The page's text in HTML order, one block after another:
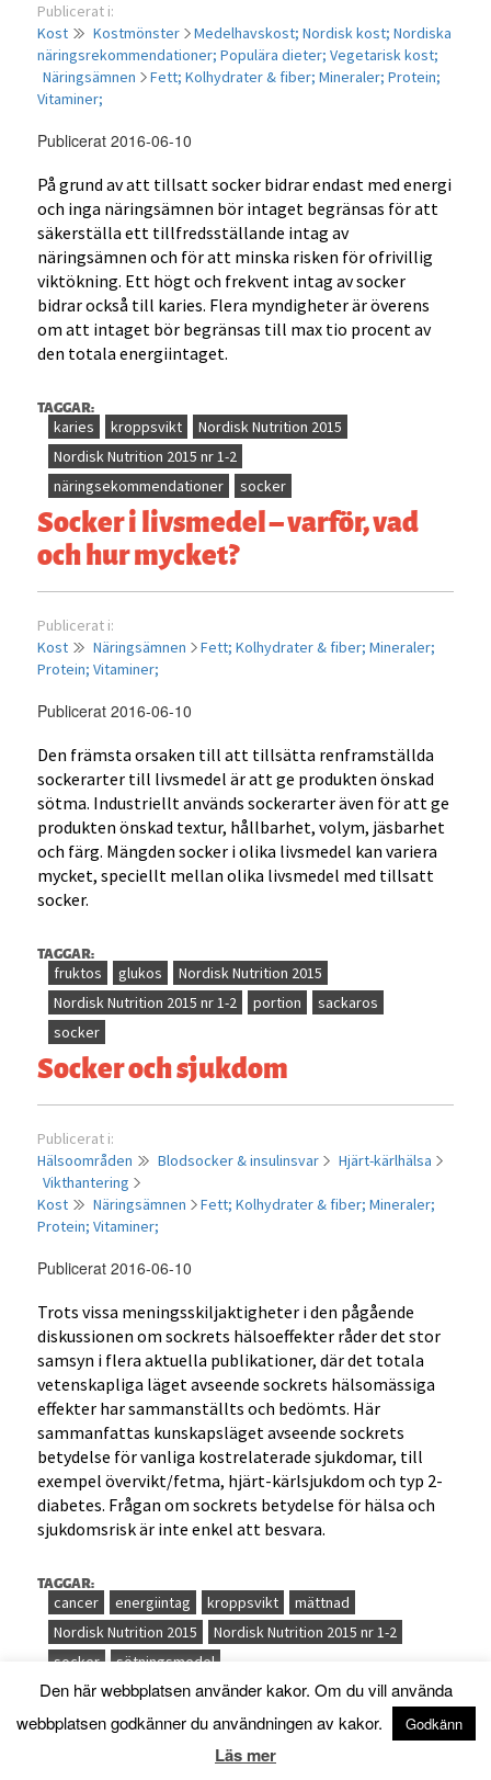
Publicerat i:
Kost
Kostmönster Medelhavskost;Nordisk kost;Nordiska
näringsrekommendationer;Populära dieter;Vegetarisk kost;
Näringsämnen
Fett;Kolhydrater & fiber;Mineraler;Protein;
Vitaminer;
Publicerat 2016-06-10
På grund av att tillsatt socker bidrar endast med energi
och inga näringsämnen bör intaget begränsas för att
säkerställa ett tillfredsställande intag av
näringsämnen och för att minska risken för ofrivillig
viktökning. Ett högt och frekvent intag av socker
bidrar också till karies. Flera myndigheter är överens
om att intaget bör begränsas till max tio procent av
den totala energiintaget.
TAGGAR:
karies kroppsvikt
Nordisk Nutrition 2015
Nordisk Nutrition 2015 nr 1-2
näringsekommendationer
socker
Socker i livsmedel – varför, vad
och hur mycket?
Publicerat i:
Kost
Näringsämnen Fett;Kolhydrater & fiber;Mineraler;
Protein;Vitaminer;
Publicerat 2016-06-10
Den främsta orsaken till att tillsätta renframställda
sockerarter till livsmedel är att ge produkten önskad
sötma. Industriellt används sockerarter även för att ge
produkten önskad textur, hållbarhet, volym, jäsbarhet
och färg. Mängden socker i olika livsmedel kan variera
mycket, speciellt mellan olika livsmedel med tillsatt
socker.
TAGGAR:
fruktos glukos
Nordisk Nutrition 2015
Nordisk Nutrition 2015 nr 1-2
portion
sackaros
socker
Socker och sjukdom
Publicerat i:
Hälsoområden
Blodsocker & insulinsvar
Hjärt-kärlhälsa
Vikthantering
Kost
Näringsämnen Fett;Kolhydrater & fiber;Mineraler;
Protein;Vitaminer;
Publicerat 2016-06-10
Trots vissa meningsskiljaktigheter i den pågående
diskussionen om sockrets hälsoeffekter råder det stor
samsyn i flera aktuella publikationer, där det totala
vetenskapliga läget avseende sockrets hälsomässiga
effekter har sammanställts och bedömts. Här
sammanfattas kunskapsläget avseende sockrets
betydelse för vanliga kostrelaterade sjukdomar, till
exempel övervikt/fetma, hjärt-kärlsjukdom och typ 2-
diabetes. Frågan om sockrets betydelse för hälsa och
sjukdomsrisk är inte enkel att besvara.
TAGGAR:
cancer energiintag kroppsvikt
mättnad
Nordisk Nutrition 2015
Nordisk Nutrition 2015 nr 1-2
socker
sötningsmedel
Socker – beroende och beteende
Den här webbplatsen använder kakor. Om du vill använda
webbplatsen godkänner du användningen av kakor.
Godkänn
Läs mer